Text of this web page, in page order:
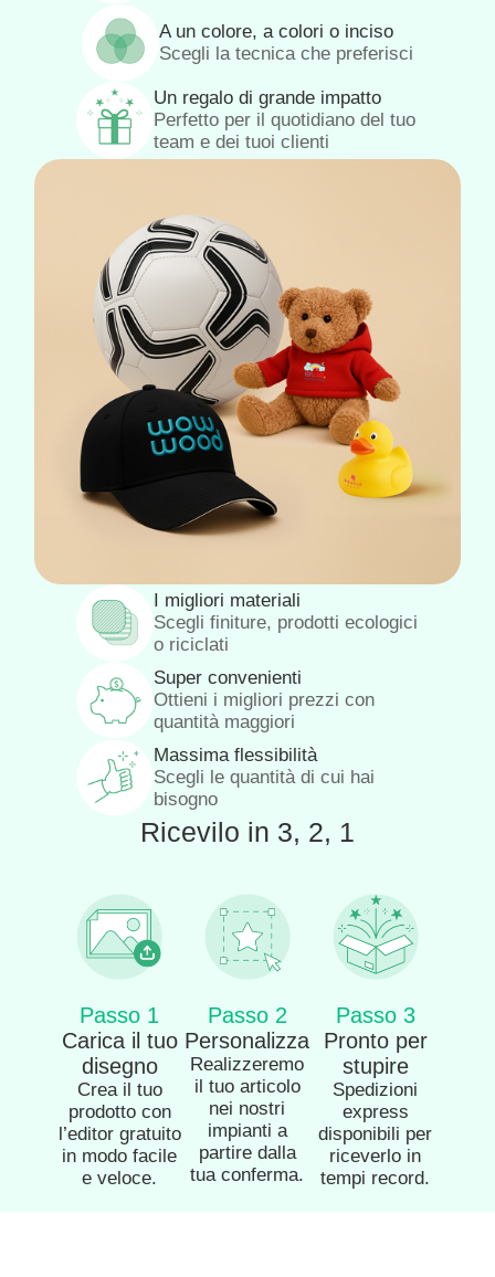
A un colore, a colori o inciso
Scegli la tecnica che preferisci
Un regalo di grande impatto
Perfetto per il quotidiano del tuo
team e dei tuoi clienti
I migliori materiali
Scegli finiture, prodotti ecologici
o riciclati
Super convenienti
Ottieni i migliori prezzi con
quantità maggiori
Massima flessibilità
Scegli le quantità di cui hai
bisogno
Ricevilo in 3, 2, 1
Passo 1
Carica il tuo
disegno
Crea il tuo
prodotto con
l’editor gratuito
in modo facile
e veloce.
Passo 2
Personalizza
Realizzeremo
il tuo articolo
nei nostri
impianti a
partire dalla
tua conferma.
Passo 3
Pronto per
stupire
Spedizioni
express
disponibili per
riceverlo in
tempi record.